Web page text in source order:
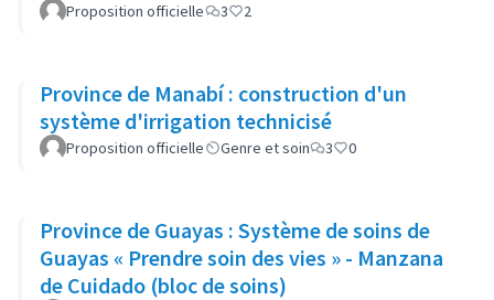
Proposition officielle 3 2
Province de Manabí : construction d'un
système d'irrigation technicisé
Proposition officielle Genre et soin 3 0
Province de Guayas : Système de soins de
Guayas « Prendre soin des vies » - Manzana
de Cuidado (bloc de soins)